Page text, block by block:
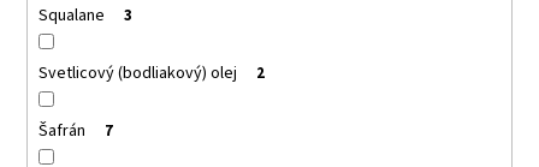
Squalane 3
Svetlicový (bodliakový) olej 2
Šafrán 7